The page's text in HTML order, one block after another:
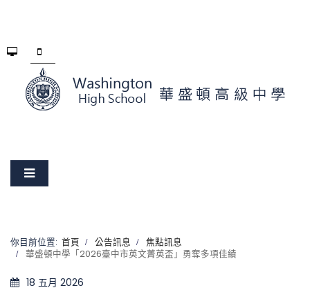
你目前位置: 首頁 公告訊息
焦點訊息
華盛頓中學「2026臺中市英文菁英盃」勇奪多項佳績
18 五月 2026